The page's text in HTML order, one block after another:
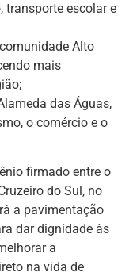
transporte escolar e
Alto
mais
das Águas,
o comércio e o
firmado entre o
do Sul, no
a pavimentação
dar dignidade às
a
na vida de